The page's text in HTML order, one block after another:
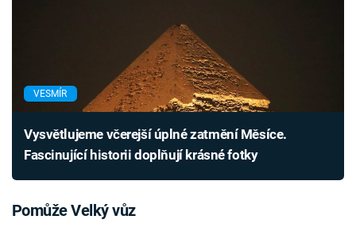
VESMÍR
Vysvětlujeme včerejší úplné zatmění Měsíce.
Fascinující historii doplňují krásné fotky
Pomůže Velký vůz